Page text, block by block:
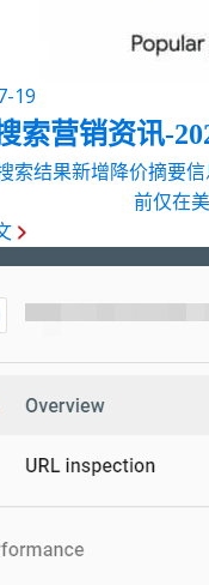
19
索营销资讯-
索结果新增降价摘要
前仅在